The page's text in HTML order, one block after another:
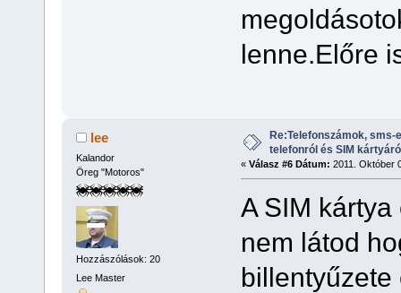
lenne.Előre
lee
Kalandor
Öreg "Motoros"
Hozzászólások: 20
Lee Master
Re:Telefonszámok,
telefonról és SIM
« Válasz #6 Dátum: 2011. Október
A SIM
nem látod